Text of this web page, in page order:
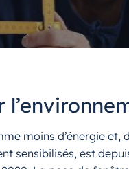
moins d’énergie
sensibilisés, est